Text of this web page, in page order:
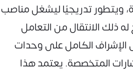
ويتطور تدريجيًا ليشغل مناصب
ذلك الانتقال من التعامل
الإشراف الكامل على وحدات
المتخصصة. يعتمد هذا